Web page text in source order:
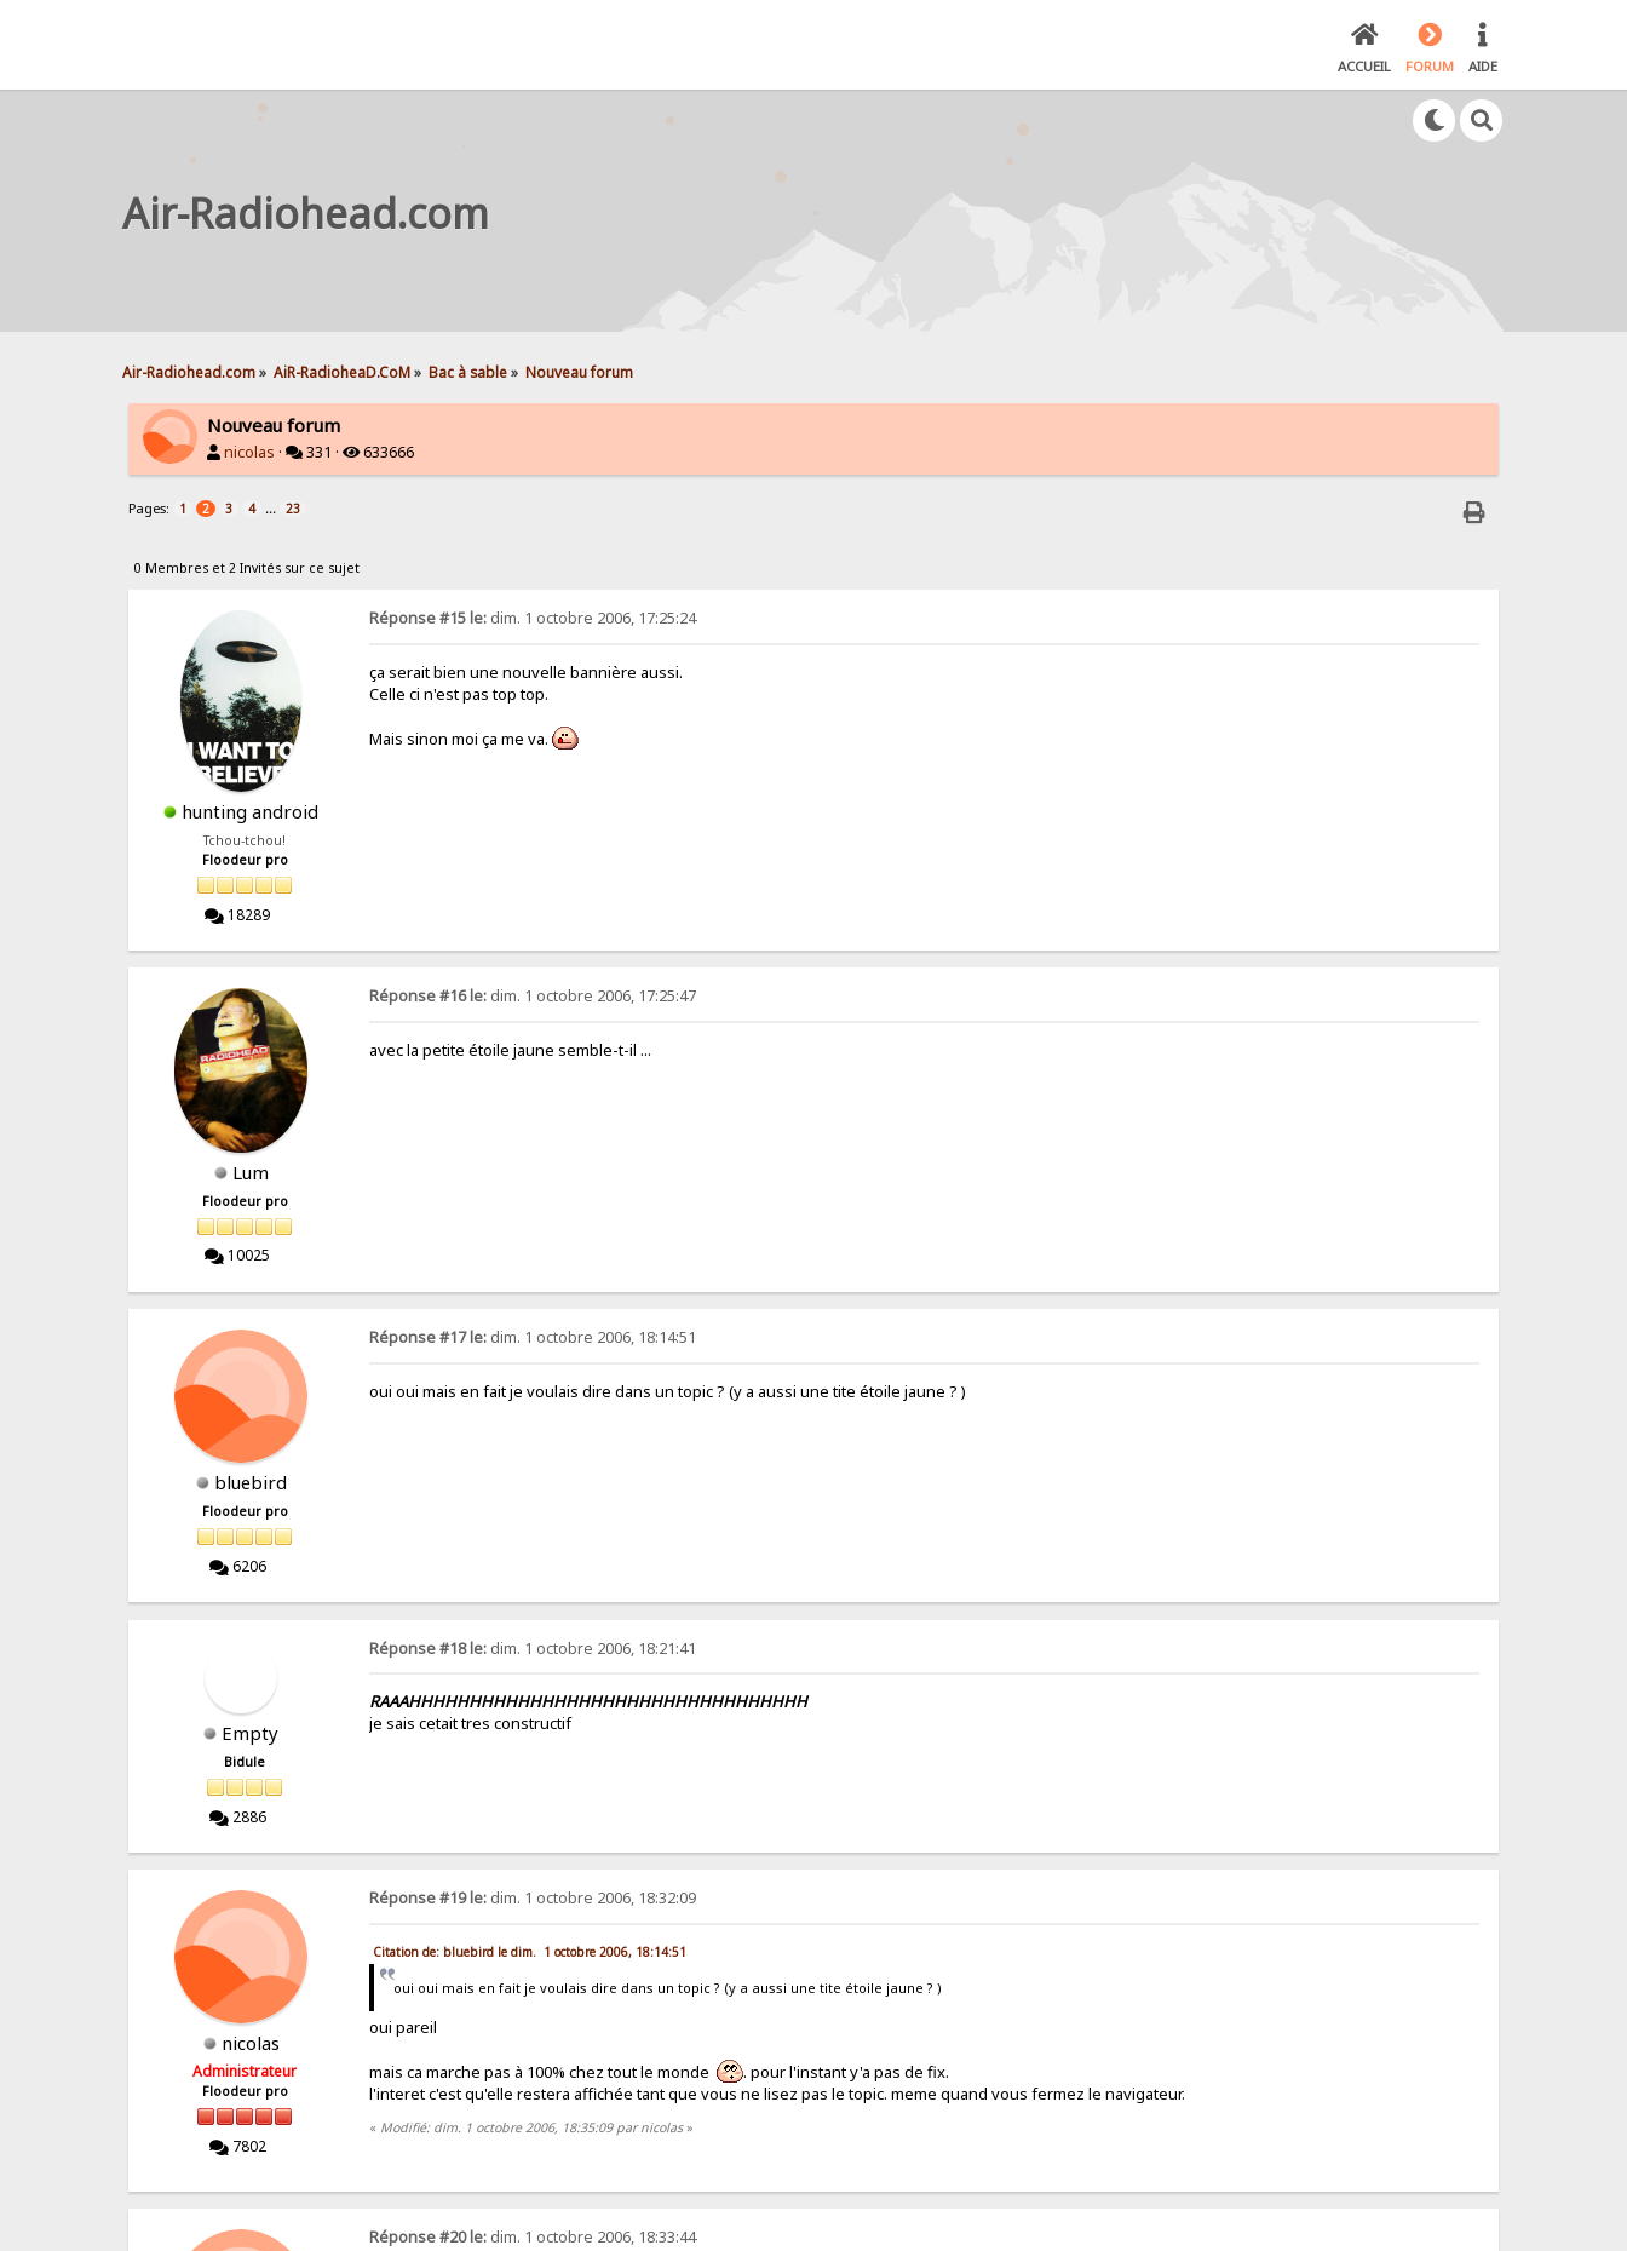
ACCUEIL FORUM AIDE
Air-Radiohead.com
Air-Radiohead.com» AiR-RadioheaD.CoM» Bac à sable» Nouveau forum
Nouveau forum
nicolas · 331 · 633666
Pages: 1 2 3 4 ... 23
0 Membres et 2 Invités sur ce sujet
hunting android
Tchou-tchou!
Floodeur pro
18289
Réponse #15 le: dim. 1 octobre 2006, 17:25:24
ça serait bien une nouvelle bannière aussi.
Celle ci n'est pas top top.
Mais sinon moi ça me va.
Lum
Floodeur pro
10025
Réponse #16 le: dim. 1 octobre 2006, 17:25:47
avec la petite étoile jaune semble-t-il ...
bluebird
Floodeur pro
6206
Réponse #17 le: dim. 1 octobre 2006, 18:14:51
oui oui mais en fait je voulais dire dans un topic ? (y a aussi une tite étoile jaune ? )
Empty
Bidule
2886
Réponse #18 le: dim. 1 octobre 2006, 18:21:41
RAAAHHHHHHHHHHHHHHHHHHHHHHHHHHHHHHHHH
je sais cetait tres constructif
nicolas
Administrateur
Floodeur pro
7802
Réponse #19 le: dim. 1 octobre 2006, 18:32:09
Citation de: bluebird le dim. 1 octobre 2006, 18:14:51
oui oui mais en fait je voulais dire dans un topic ? (y a aussi une tite étoile jaune ? )
oui pareil
mais ca marche pas à 100% chez tout le monde
. pour l'instant y'a pas de fix.
l'interet c'est qu'elle restera affichée tant que vous ne lisez pas le topic. meme quand vous fermez le navigateur.
« Modifié: dim. 1 octobre 2006, 18:35:09 par nicolas»
Réponse #20 le: dim. 1 octobre 2006, 18:33:44